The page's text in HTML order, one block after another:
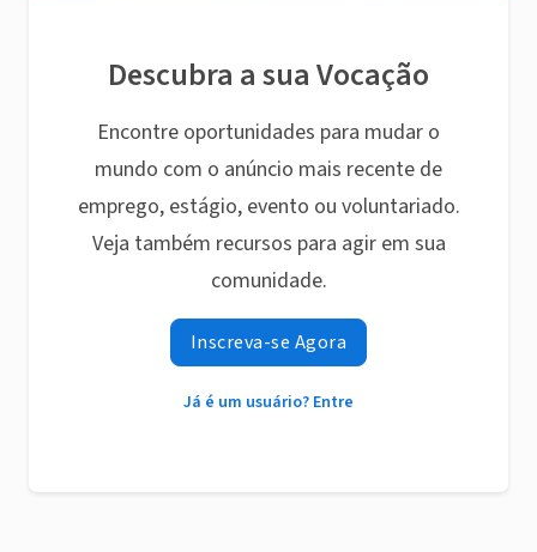
Descubra a sua Vocação
Encontre oportunidades para mudar o
mundo com o anúncio mais recente de
emprego, estágio, evento ou voluntariado.
Veja também recursos para agir em sua
comunidade.
Inscreva-se Agora
Já é um usuário? Entre